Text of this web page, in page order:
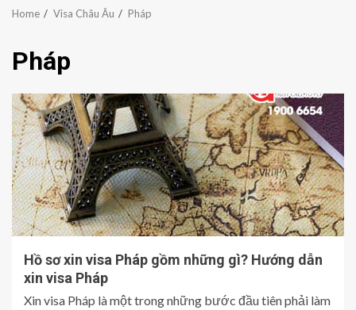
Home Visa Châu Âu Pháp
Pháp
Hồ sơ xin visa Pháp gồm những gì? Hướng dẫn
xin visa Pháp
Xin visa Pháp là một trong những bước đầu tiên phải làm